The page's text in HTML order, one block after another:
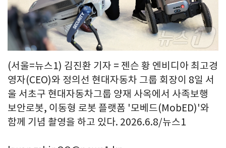
(서울=뉴스1) 김진환 기자 = 젠슨 황 엔비디아 최고경
영자(CEO)와 정의선 현대자동차 그룹 회장이 8일 서
울 서초구 현대자동차그룹 양재 사옥에서 사족보행
보안로봇, 이동형 로봇 플랫폼 '모베드(MobED)'와
함께 기념 촬영을 하고 있다. 2026.6.8/뉴스1